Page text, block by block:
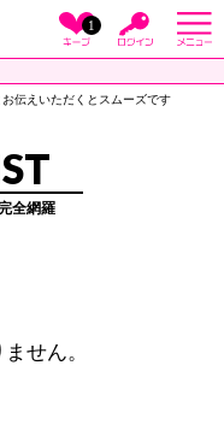
1
お伝えいただくとスムーズです
全網羅
せん。